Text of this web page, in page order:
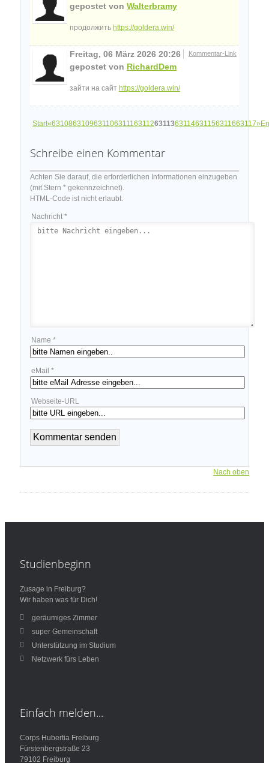
gepostet von Walterbramy
продолжить https://goldera.win/
Kommentar-Link
Freitag, 06 März 2026 20:26
gepostet von RichardDem
зайти на сайт https://goldera.win/
Start«63108631096311063111631126311363114631156311663117»
Schreibe einen Kommentar
Achten Sie darauf, die erforderlichen Informationen einzugeben
(mit Stern * gekennzeichnet).
HTML-Code ist nicht erlaubt.
Nachricht *
Name *
eMail *
Webseite-URL
Nach oben
Studienbeginn
Zusage in Freiburg?
Wir haben was für Dich!
geräumiges Zimmer
super Gemeinschaft
Unterstützung im Studium
Netzwerk fürs Leben
Einfach melden...
Corps Hubertia Freiburg
Fürstenbergstraße 23
79102 Freiburg